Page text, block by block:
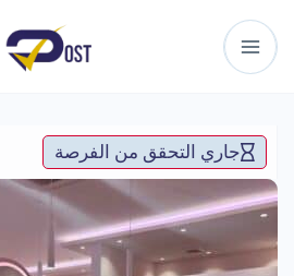
جاري التحقق من الفرصة